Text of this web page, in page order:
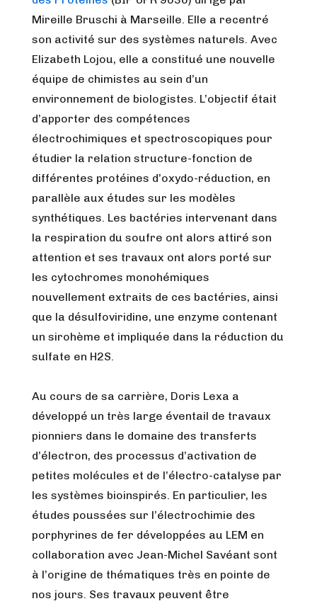
Mireille Bruschi à Marseille. Elle a recentré
son activité sur des systèmes naturels. Avec
Elizabeth Lojou, elle a constitué une nouvelle
équipe de chimistes au sein d’un
environnement de biologistes. L’objectif était
d’apporter des compétences
électrochimiques et spectroscopiques pour
étudier la relation structure-fonction de
différentes protéines d’oxydo-réduction, en
parallèle aux études sur les modèles
synthétiques. Les bactéries intervenant dans
la respiration du soufre ont alors attiré son
attention et ses travaux ont alors porté sur
les cytochromes monohémiques
nouvellement extraits de ces bactéries, ainsi
que la désulfoviridine, une enzyme contenant
un sirohème et impliquée dans la réduction du
sulfate en H2S.
Au cours de sa carrière, Doris Lexa a
développé un très large éventail de travaux
pionniers dans le domaine des transferts
d’électron, des processus d’activation de
petites molécules et de l’électro-catalyse par
les systèmes bioinspirés. En particulier, les
études poussées sur l’électrochimie des
porphyrines de fer développées au LEM en
collaboration avec Jean-Michel Savéant sont
à l’origine de thématiques très en pointe de
nos jours. Ses travaux peuvent être